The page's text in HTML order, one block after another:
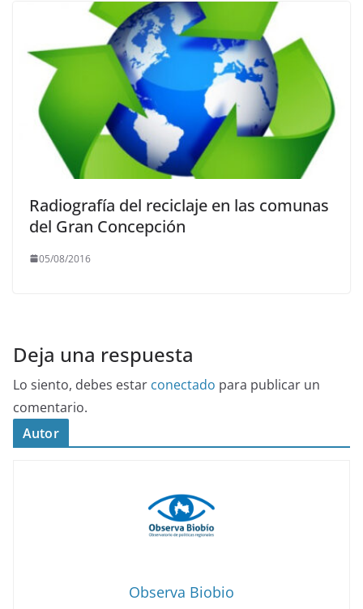
Radiografía del reciclaje en las comunas
del Gran Concepción
05/08/2016
Deja una respuesta
Lo siento, debes estar conectado para publicar un
comentario.
Autor
Observa Biobio